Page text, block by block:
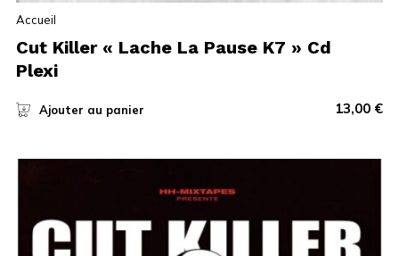
Accueil
Cut Killer « Lache La Pause K7 » Cd
Plexi
Ajouter au panier 13,00 €